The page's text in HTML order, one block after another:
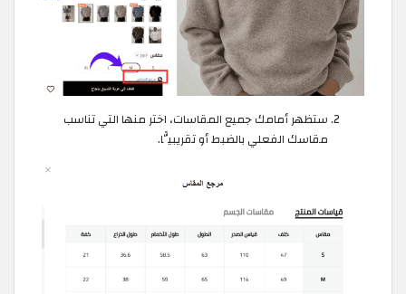
ستظهر أمامك جميع المقاسات، اختر منها التي تناسب
مقاسك الفعلي بالضبط أو تقريبيًّا.